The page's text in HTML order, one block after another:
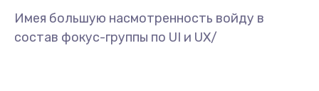
Имея большую насмотренность войду в
состав фокус-группы по UI и UX/